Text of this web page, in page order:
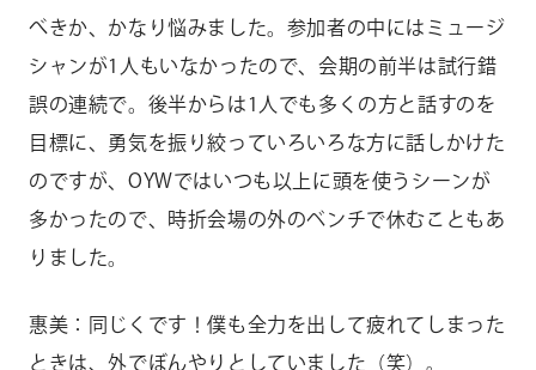
べきか、かなり悩みました。参加者の中にはミュージ
シャンが1人もいなかったので、会期の前半は試行錯
誤の連続で。後半からは1人でも多くの方と話すのを
目標に、勇気を振り絞っていろいろな方に話しかけた
のですが、OYWではいつも以上に頭を使うシーンが
多かったので、時折会場の外のベンチで休むこともあ
りました。
惠美：同じくです！僕も全力を出して疲れてしまった
ときは、外でぼんやりとしていました（笑）。